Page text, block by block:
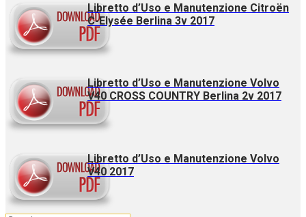
Libretto d’Uso e Manutenzione Citroën
C-Elysée Berlina 3v 2017
Libretto d’Uso e Manutenzione Volvo
V40 CROSS COUNTRY Berlina 2v 2017
Libretto d’Uso e Manutenzione Volvo
V40 2017